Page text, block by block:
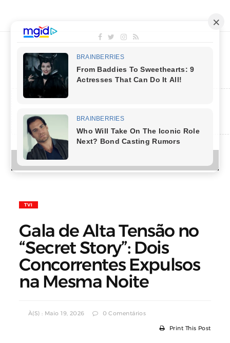
MENU
TVI
Gala de Alta Tensão no
“Secret Story”: Dois
Concorrentes Expulsos
na Mesma Noite
À(s) : Maio 19, 2026 0 Comentários
Print This Post